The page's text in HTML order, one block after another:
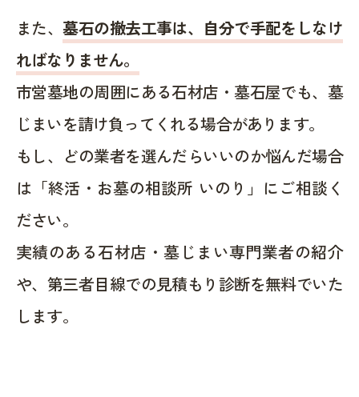
また、墓石の撤去工事は、自分で手配をしなけ
ればなりません。
市営墓地の周囲にある石材店・墓石屋でも、墓
じまいを請け負ってくれる場合があります。
もし、どの業者を選んだらいいのか悩んだ場合
は「終活・お墓の相談所 いのり」にご相談く
ださい。
実績のある石材店・墓じまい専門業者の紹介
や、第三者目線での見積もり診断を無料でいた
します。